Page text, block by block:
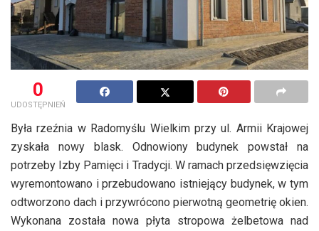
0
UDOSTĘPNIEŃ
Była rzeźnia w Radomyślu Wielkim przy ul. Armii Krajowej
zyskała nowy blask. Odnowiony budynek powstał na
potrzeby Izby Pamięci i Tradycji. W ramach przedsięwzięcia
wyremontowano i przebudowano istniejący budynek, w tym
odtworzono dach i przywrócono pierwotną geometrię okien.
Wykonana została nowa płyta stropowa żelbetowa nad